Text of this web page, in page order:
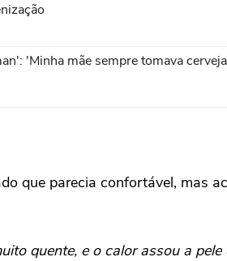
'Minha mãe sempre tomava
que parecia confortável, mas
quente, e o calor assou a